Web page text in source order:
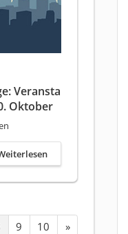
Veransta
Oktober
9 10 »